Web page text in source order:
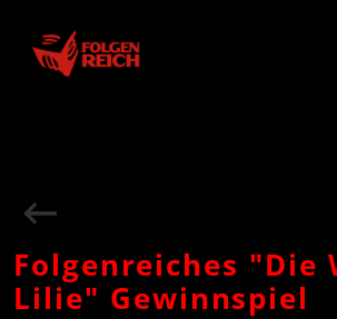
Folgenreiches "Die
Lilie" Gewinnspiel